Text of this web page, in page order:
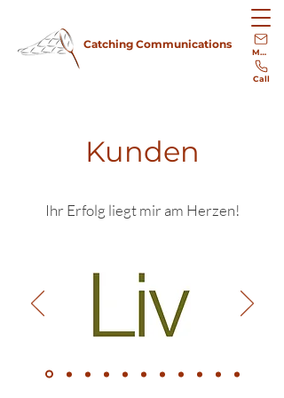
Catching Communications
Mail
Call
Kunden
Ihr Erfolg liegt mir am Herzen!